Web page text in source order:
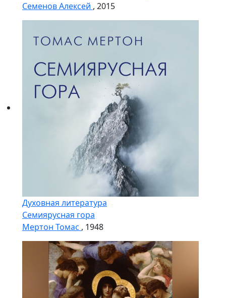
Семенов Алексей , 2015
Духовная литература
Семиярусная гора
Мертон Томас , 1948